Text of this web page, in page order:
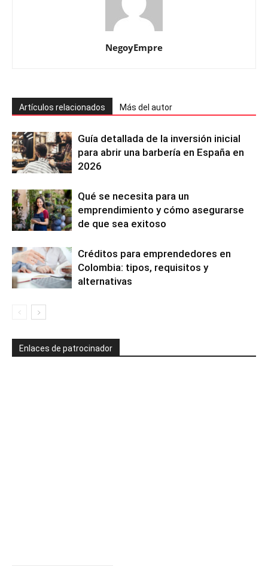
NegoyEmpre
Artículos relacionados Más del autor
Guía detallada de la inversión inicial
para abrir una barbería en España en
2026
Qué se necesita para un
emprendimiento y cómo asegurarse
de que sea exitoso
Créditos para emprendedores en
Colombia: tipos, requisitos y
alternativas
Enlaces de patrocinador